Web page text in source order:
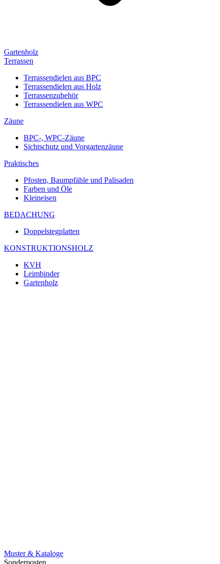
Gartenholz
Terrassen
Terrassendielen aus BPC
Terrassendielen aus Holz
Terrassenzubehör
Terrassendielen aus WPC
Zäune
BPC-, WPC-Zäune
Sichtschutz und Vorgartenzäune
Praktisches
Pfosten, Baumpfähle und Palisaden
Farben und Öle
Kleineisen
BEDACHUNG
Doppelstegplatten
KONSTRUKTIONSHOLZ
KVH
Leimbinder
Gartenholz
Muster & Kataloge
Sonderposten